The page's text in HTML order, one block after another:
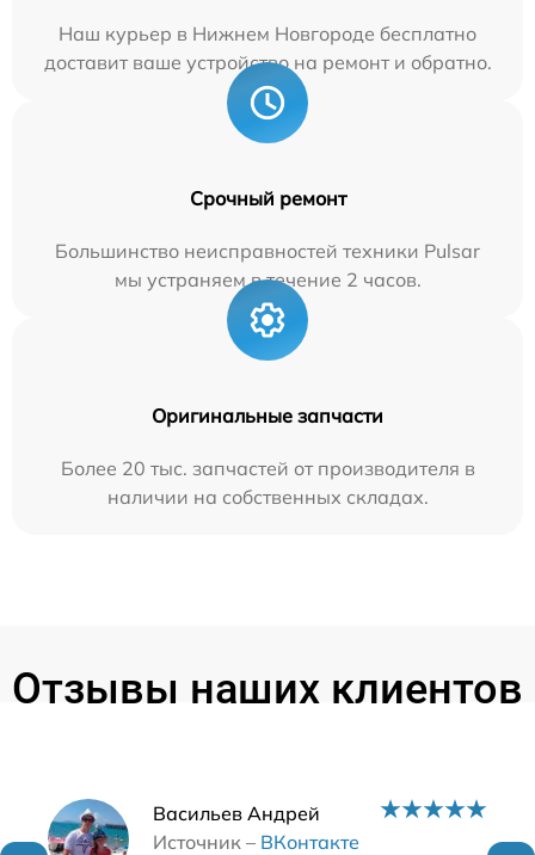
Наш курьер в Нижнем Новгороде бесплатно
доставит ваше устройство на ремонт и обратно.
Срочный ремонт
Большинство неисправностей техники Pulsar
мы устраняем в течение 2 часов.
Оригинальные запчасти
Более 20 тыс. запчастей от производителя в
наличии на собственных складах.
Отзывы наших клиентов
Васильев Андрей
Источник – ВКонтакте
Наши мастера